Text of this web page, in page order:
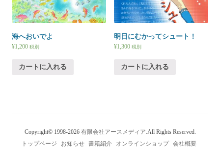
海へおいでよ
¥1,200 税別
カートに入れる
明日にむかってシュート！
¥1,300 税別
カートに入れる
Copyright© 1998-2026 有限会社アースメディア.All Rights Reserved.
トップページ
お知らせ 書籍紹介 オンラインショップ 会社概要